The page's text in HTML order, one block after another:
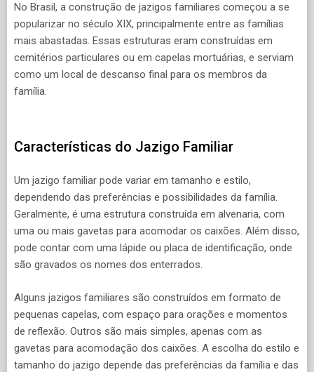
No Brasil, a construção de jazigos familiares começou a se
popularizar no século XIX, principalmente entre as famílias
mais abastadas. Essas estruturas eram construídas em
cemitérios particulares ou em capelas mortuárias, e serviam
como um local de descanso final para os membros da
família.
Características do Jazigo Familiar
Um jazigo familiar pode variar em tamanho e estilo,
dependendo das preferências e possibilidades da família.
Geralmente, é uma estrutura construída em alvenaria, com
uma ou mais gavetas para acomodar os caixões. Além disso,
pode contar com uma lápide ou placa de identificação, onde
são gravados os nomes dos enterrados.
Alguns jazigos familiares são construídos em formato de
pequenas capelas, com espaço para orações e momentos
de reflexão. Outros são mais simples, apenas com as
gavetas para acomodação dos caixões. A escolha do estilo e
tamanho do jazigo depende das preferências da família e das